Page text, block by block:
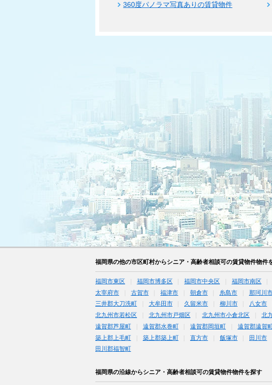
360度パノラマ写真ありの賃貸物件
福岡県の他の市区町村からシニア・高齢者相談可の賃貸物件物件
福岡市東区 福岡市博多区 福岡市中央区 福岡市南区
太宰府市
古賀市 福津市 朝倉市 糸島市 那珂川
三井郡大刀洗町
大牟田市 久留米市 柳川市 八女市
北九州市若松区
北九州市戸畑区 北九州市小倉北区 北
遠賀郡芦屋町
遠賀郡水巻町 遠賀郡岡垣町 遠賀郡遠賀
築上郡上毛町
築上郡築上町 直方市 飯塚市 田川市
田川郡福智町
福岡県の沿線からシニア・高齢者相談可の賃貸物件物件を探す